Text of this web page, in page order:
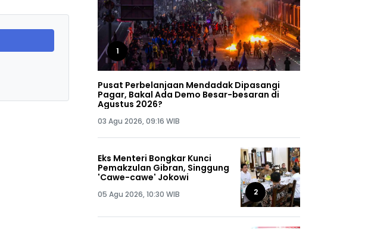
1
Pusat Perbelanjaan Mendadak Dipasangi
Pagar, Bakal Ada Demo Besar-besaran di
Agustus 2026?
03 Agu 2026, 09:16 WIB
Eks Menteri Bongkar Kunci
Pemakzulan Gibran, Singgung
'Cawe-cawe' Jokowi
05 Agu 2026, 10:30 WIB 2